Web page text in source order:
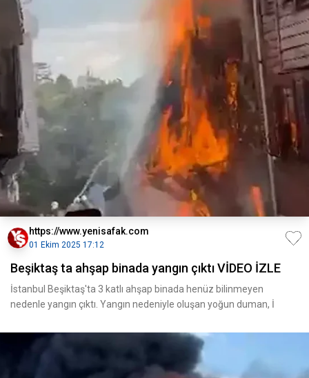
https://www.yenisafak.com
01 Ekim 2025 17:12
Beşiktaş ta ahşap binada yangın çıktı VİDEO İZLE
İstanbul Beşiktaş'ta 3 katlı ahşap binada henüz bilinmeyen
nedenle yangın çıktı. Yangın nedeniyle oluşan yoğun duman, İ